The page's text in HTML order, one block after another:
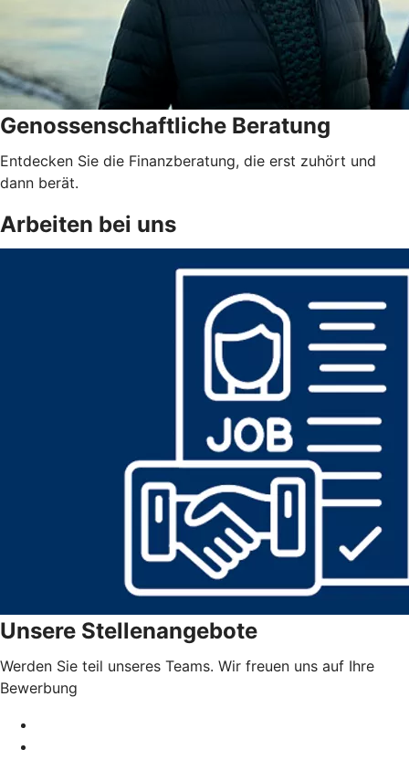
Genossenschaftliche Beratung
Entdecken Sie die Finanzberatung, die erst zuhört und
dann berät.
Arbeiten bei uns
Unsere Stellenangebote
Werden Sie teil unseres Teams. Wir freuen uns auf Ihre
Bewerbung